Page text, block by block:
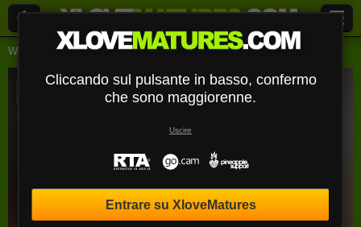
Webcam Live Signore Hopecumx
HopeCumX
Disconnesso
Cliccando sul pulsante in basso, confermo
che sono maggiorenne.
Uscire
Entrare su XloveMatures